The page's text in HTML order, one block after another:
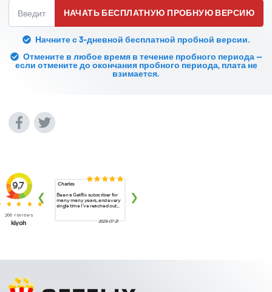
НАЧАТЬ БЕСПЛАТНУЮ ПРОБНУЮ ВЕРСИЮ
Начните с 3-дневной бесплатной пробной версии.
Отмените в любое время в течение пробного периода —
если отмените до окончания пробного периода, плата не
взимается.